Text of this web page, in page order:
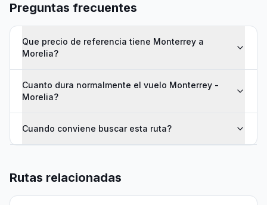
Preguntas frecuentes
Que precio de referencia tiene Monterrey a
Morelia?
Cuanto dura normalmente el vuelo Monterrey -
Morelia?
Cuando conviene buscar esta ruta?
Rutas relacionadas